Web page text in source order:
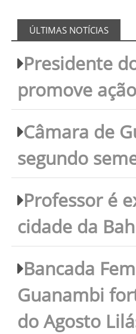
ÚLTIMAS NOTÍCIAS
Presidente
promove
Câmara de
segundo
Professor é
cidade da
Bancada
Guanambi
do Agosto